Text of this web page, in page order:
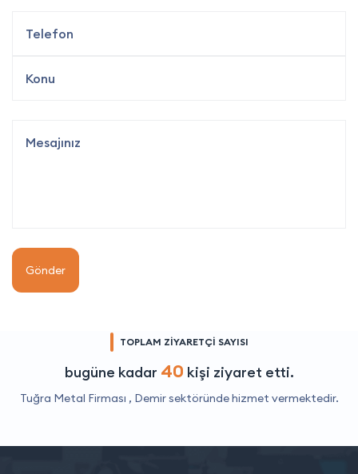
Gönder
TOPLAM ZİYARETÇİ SAYISI
bugüne kadar 40 kişi ziyaret etti.
Tuğra Metal Firması , Demirsektöründe hizmet vermektedir.